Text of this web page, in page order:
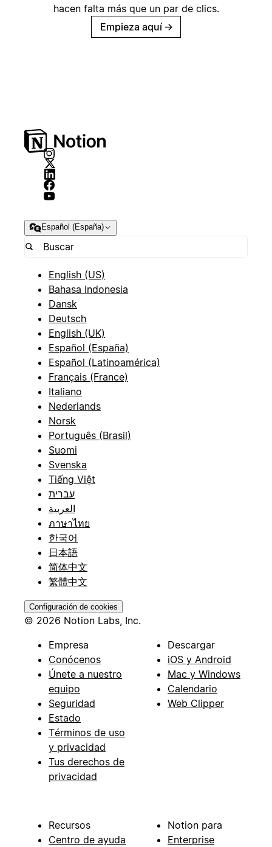
hacen falta más que un par de clics.
Empieza aquí →
Español (España)
English (US)
Bahasa Indonesia
Dansk
Deutsch
English (UK)
Español (España)
Español (Latinoamérica)
Français (France)
Italiano
Nederlands
Norsk
Português (Brasil)
Suomi
Svenska
Tiếng Việt
עברית
العربية
ภาษาไทย
한국어
日本語
简体中文
繁體中文
Configuración de cookies
© 2026 Notion Labs, Inc.
Empresa
Conócenos
Únete a nuestro
equipo
Seguridad
Estado
Términos de uso
y privacidad
Tus derechos de
privacidad
Descargar
iOS y Android
Mac y Windows
Calendario
Web Clipper
Recursos
Centro de ayuda
Notion para
Enterprise